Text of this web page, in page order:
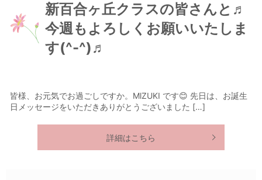
新百合ヶ丘クラスの皆さんと♬
今週もよろしくお願いいたしま
す(^-^)♬
皆様、お元気でお過ごしですか。MlZUKI です😊 先日は、お誕生
日メッセージをいただきありがとうございました […]
詳細はこちら